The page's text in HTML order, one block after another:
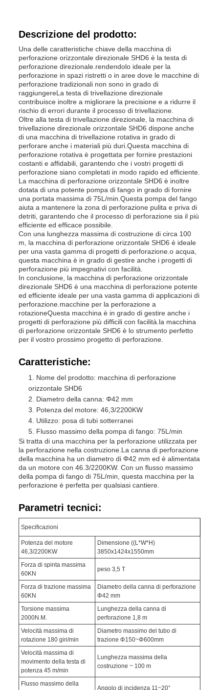
PRIVACY
Descrizione del prodotto:
Una delle caratteristiche chiave della macchina di
perforazione orizzontale direzionale SHD6 è la testa di
perforazione direzionale.rendendolo ideale per la
perforazione in spazi ristretti o in aree dove le macchine di
perforazione tradizionali non sono in grado di
raggiungereLa testa di trivellazione direzionale
contribuisce inoltre a migliorare la precisione e a ridurre il
rischio di errori durante il processo di trivellazione.
Oltre alla testa di trivellazione direzionale, la macchina di
trivellazione direzionale orizzontale SHD6 dispone anche
di una macchina di trivellazione rotativa in grado di
perforare anche i materiali più duri.Questa macchina di
perforazione rotativa è progettata per fornire prestazioni
costanti e affidabili, garantendo che i vostri progetti di
perforazione siano completati in modo rapido ed efficiente.
La macchina di perforazione orizzontale SHD6 è inoltre
dotata di una potente pompa di fango in grado di fornire
una portata massima di 75L/min.Questa pompa del fango
aiuta a mantenere la zona di perforazione pulita e priva di
detriti, garantendo che il processo di perforazione sia il più
efficiente ed efficace possibile.
Con una lunghezza massima di costruzione di circa 100
m, la macchina di perforazione orizzontale SHD6 è ideale
per una vasta gamma di progetti di perforazione.o acqua,
questa macchina è in grado di gestire anche i progetti di
perforazione più impegnativi con facilità.
In conclusione, la macchina di perforazione orizzontale
direzionale SHD6 è una macchina di perforazione potente
ed efficiente ideale per una vasta gamma di applicazioni di
perforazione.macchine per la perforazione a
rotazioneQuesta macchina è in grado di gestire anche i
progetti di perforazione più difficili con facilità.la macchina
di perforazione orizzontale SHD6 è lo strumento perfetto
per il vostro prossimo progetto di perforazione.
Caratteristiche:
Nome del prodotto: macchina di perforazione
orizzontale SHD6
Diametro della canna: Φ42 mm
Potenza del motore: 46,3/2200KW
Utilizzo: posa di tubi sotterranei
Flusso massimo della pompa di fango: 75L/min
Si tratta di una macchina per la perforazione utilizzata per
la perforazione nella costruzione.La canna di perforazione
della macchina ha un diametro di Φ42 mm ed è alimentata
da un motore con 46.3/2200KW. Con un flusso massimo
della pompa di fango di 75L/min, questa macchina per la
perforazione è perfetta per qualsiasi cantiere.
Parametri tecnici:
Specificazioni
Potenza del motore
46,3/2200KW
Dimensione ((L*W*H)
3850x1424x1550mm
Forza di spinta massima
60KN
peso 3,5 T
Forza di trazione massima
60KN
Diametro della canna di perforazione
Φ42 mm
Torsione massima
2000N.M.
Lunghezza della canna di
perforazione 1,8 m
Velocità massima di
rotazione 180 giri/min
Diametro massimo del tubo di
trazione Φ150~Φ600mm
Velocità massima di
movimento della testa di
potenza 45 m/min
Lunghezza massima della
costruzione ~ 100 m
Flusso massimo della
Angolo di incidenza 11~20°